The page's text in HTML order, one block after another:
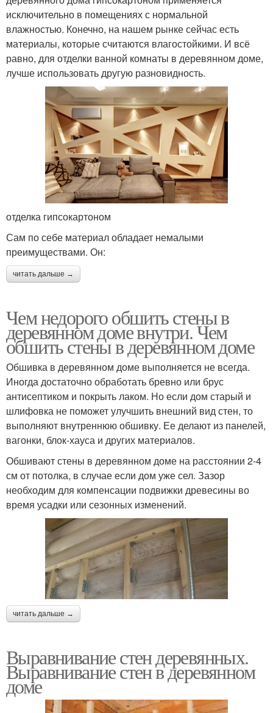
исключительно в помещениях с нормальной
влажностью. Конечно, на нашем рынке сейчас есть
материалы, которые считаются влагостойкими. И всё
равно, для отделки ванной комнаты в деревянном доме,
лучше использовать другую разновидность.
отделка гипсокартоном
Сам по себе материал обладает немалыми
преимуществами. Он:
читать дальше →
Чем недорого обшить стены в
деревянном доме внутри. Чем
обшить стены в деревянном доме
Обшивка в деревянном доме выполняется не всегда.
Иногда достаточно обработать бревно или брус
антисептиком и покрыть лаком. Но если дом старый и
шлифовка не поможет улучшить внешний вид стен, то
выполняют внутреннюю обшивку. Ее делают из панелей,
вагонки, блок-хауса и других материалов.
Обшивают стены в деревянном доме на расстоянии 2-4
см от потолка, в случае если дом уже сел. Зазор
необходим для компенсации подвижки древесины во
время усадки или сезонных изменений.
читать дальше →
Выравнивание стен деревянных.
Выравнивание стен в деревянном
доме